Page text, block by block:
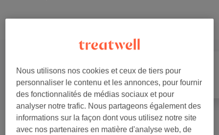
Tout
Manucure et
Beauté des pieds
Épilation
Manucure (8) à partir de 7 €
Nous utilisons nos cookies et ceux de tiers pour
personnaliser le contenu et les annonces, pour fournir
des fonctionnalités de médias sociaux et pour
analyser notre trafic. Nous partageons également des
informations sur la façon dont vous utilisez notre site
avec nos partenaires en matière d'analyse web, de